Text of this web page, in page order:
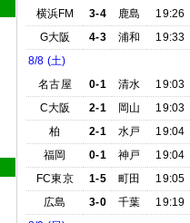
横浜FM
3-4 鹿島 19:26
G大阪
4-3 浦和 19:33
8/8 (土)
名古屋
0-1 清水 19:03
C大阪
2-1 岡山 19:03
柏
2-1 水戸 19:04
福岡
0-1 神戸 19:04
FC東京
1-5 町田 19:05
広島
3-0 千葉 19:19